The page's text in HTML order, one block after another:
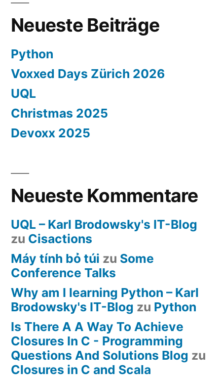
Neueste Beiträge
Python
Voxxed Days Zürich 2026
UQL
Christmas 2025
Devoxx 2025
Neueste Kommentare
UQL – Karl Brodowsky's IT-Blog
zu Cisactions
Máy tính bỏ túi zu Some
Conference Talks
Why am I learning Python – Karl
Brodowsky's IT-Blog zu Python
Is There A A Way To Achieve
Closures In C - Programming
Questions And Solutions Blog zu
Closures in C and Scala